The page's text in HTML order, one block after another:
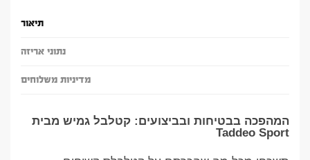
תיאור
נתוני אריזה
מדיניות משלוחים
​המהפכה בבטיחות ובביצועים: קטלבל גמיש מבית
Taddeo Sport